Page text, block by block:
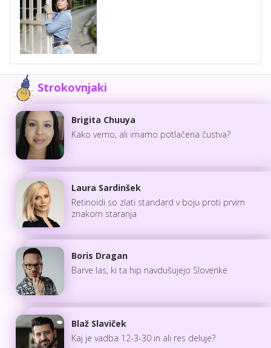
Strokovnjaki
Brigita Chuuya
Kako vemo, ali imamo potlačena čustva?
Laura Sardinšek
Retinoidi so zlati standard v boju proti prvim
znakom staranja
Boris Dragan
Barve las, ki ta hip navdušujejo Slovenke
Blaž Slaviček
Kaj je vadba 12-3-30 in ali res deluje?